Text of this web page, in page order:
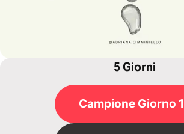
5 Giorni
Campione Giorno 1